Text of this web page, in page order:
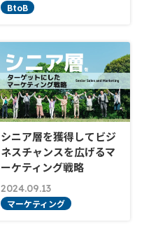
BtoB
シニア層を獲得してビジ
ネスチャンスを広げるマ
ーケティング戦略
2024.09.13
マーケティング